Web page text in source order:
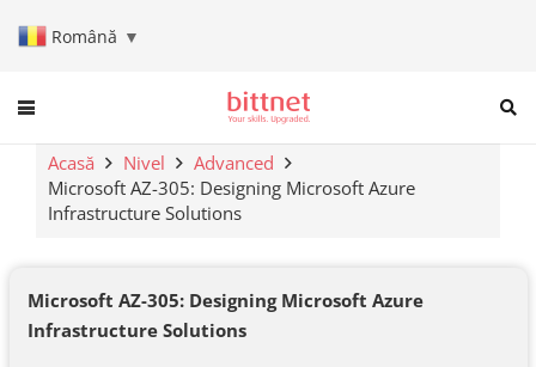
Română ▼
When autocomplete results
Acasă Nivel
Advanced
Microsoft AZ-305: Designing Microsoft Azure
Infrastructure Solutions
Microsoft AZ-305: Designing Microsoft Azure
Infrastructure Solutions